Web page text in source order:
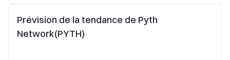
Prévision de la tendance de Pyth
Network(PYTH)